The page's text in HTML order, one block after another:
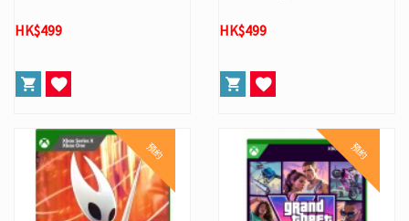
HK$499 HK$499
預約 預約